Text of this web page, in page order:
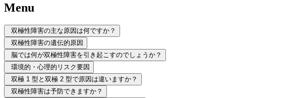
Menu
双極性障害の主な原因は何ですか？
双極性障害の遺伝的原因
脳では何が双極性障害を引き起こすのでしょうか？
環境的・心理的リスク要因
双極 1 型と双極 2 型で原因は違いますか？
双極性障害は予防できますか？